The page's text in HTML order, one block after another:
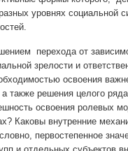
уровнях социальной
перехода от
зрелости и
освоения
также решения целого
освоения ролевых
Каковы внутренние
первостепенное